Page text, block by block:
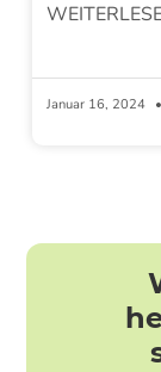
Januar 16, 2024